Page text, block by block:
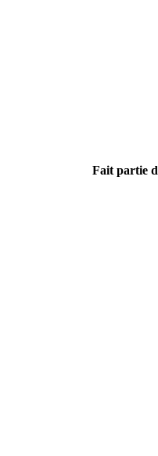
Fait partie